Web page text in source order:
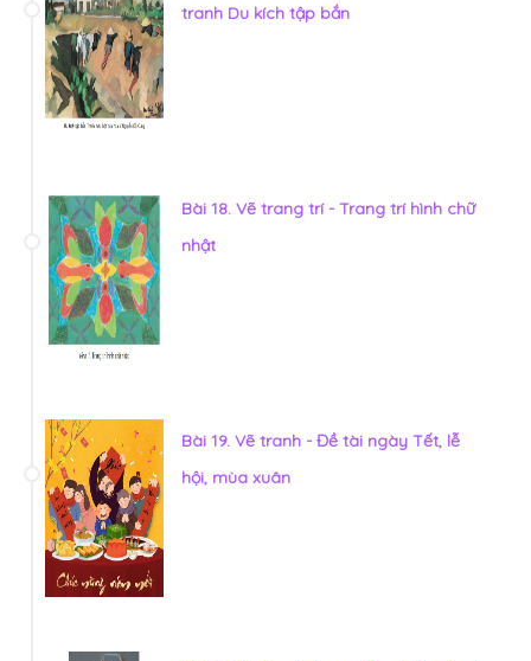
tranh Du kích tập bắn
Bài 18. Vẽ trang trí - Trang trí hình chữ
nhật
Bài 19. Vẽ tranh - Đề tài ngày Tết, lễ
hội, mùa xuân